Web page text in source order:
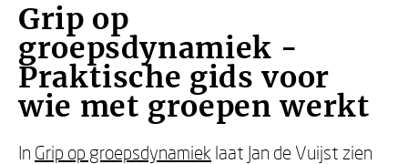
Grip op
groepsdynamiek -
Praktische gids voor
wie met groepen werkt
In Grip op groepsdynamiek laat Jan de Vuijst zien